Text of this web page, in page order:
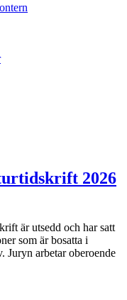
2026
är utsedd och har satt
som är bosatta i
Juryn arbetar oberoende